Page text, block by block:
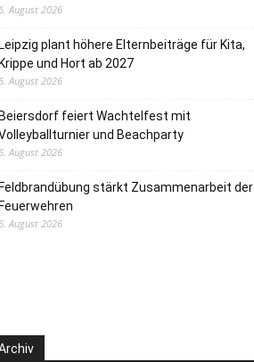
August 2026
plant höhere Elternbeiträge für Kita,
und Hort ab 2027
August 2026
feiert Wachtelfest mit
und Beachparty
August 2026
stärkt Zusammenarbeit der
August 2026